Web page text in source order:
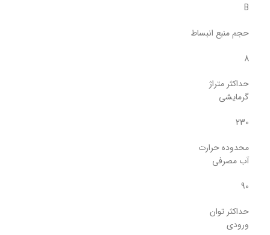
B
حجم منبع انبساط
8
حداکثر متراژ
گرمایشی
230
محدوده حرارت
آب مصرفی
90
حداکثر توان
ورودی